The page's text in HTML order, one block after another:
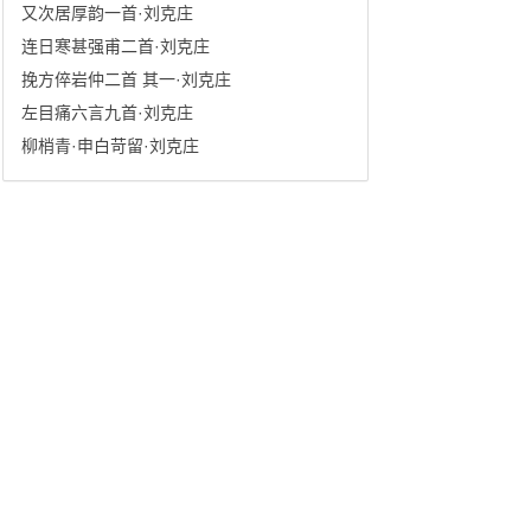
又次居厚韵一首·刘克庄
连日寒甚强甫二首·刘克庄
挽方倅岩仲二首 其一·刘克庄
左目痛六言九首·刘克庄
柳梢青·申白苛留·刘克庄